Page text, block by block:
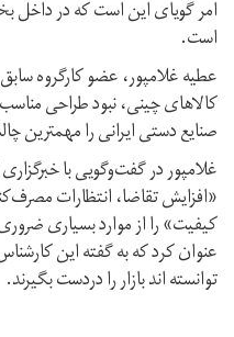
امر گویای این است که در داخل
است.
عطیه غلامپور، عضو کارگروه
کالاهای چینی، نبود طراحی
صنایع دستی ایرانی را مهمترین
غلامپور در گفت‌وگویی با خبرگزاری
«افزایش تقاضا، انتظارات
کیفیت» را از موارد بسیاری
عنوان کرد که به گفته این
توانسته اند بازار را دردست بگیرند.